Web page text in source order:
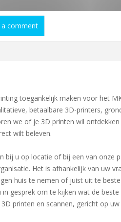
a comment
toegankelijk maken voor het
betaalbare 3D-printers,
we of je 3D printen wil
wilt beleven.
bij u op locatie of bij een van onze
Het is afhankelijk van uw
huis te nemen of juist uit te
in gesprek om te kijken wat de
printen en scannen, gericht op uw